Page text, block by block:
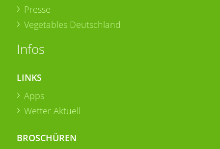
Presse
Vegetables Deutschland
Infos
LINKS
Apps
Wetter Aktuell
BROSCHÜREN